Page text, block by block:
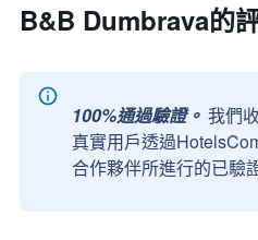
B&B Dumbrava的
100%通過驗證。 我們
真實用戶透過
合作夥伴所進行的已驗